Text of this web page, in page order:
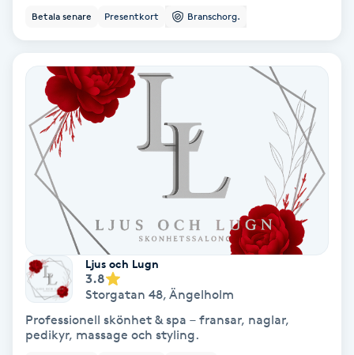
Face framing
Faceliftmassage
Fet hårbotten
Fettreducering
Fibromassage
Fillers
Betala senare Presentkort Branschorg.
Ljus och Lugn
3.8
Storgatan 48, Ängelholm
Professionell skönhet & spa – fransar, naglar,
pedikyr, massage och styling.